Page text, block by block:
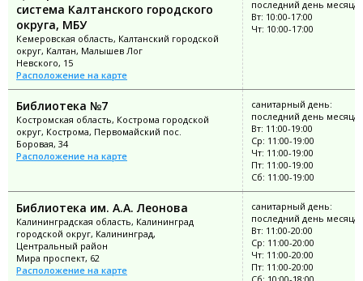
система Калтанского городского
округа, МБУ
Кемеровская область, Калтанский городской
округ, Калтан, Малышев Лог
Невского, 15
Расположение на карте
последний день месяца
Вт: 10:00-17:00
Чт: 10:00-17:00
Библиотека №7
Костромская область, Кострома городской
округ, Кострома, Первомайский пос.
Боровая, 34
Расположение на карте
санитарный день:
последний день месяца
Вт: 11:00-19:00
Ср: 11:00-19:00
Чт: 11:00-19:00
Пт: 11:00-19:00
Сб: 11:00-19:00
Библиотека им. А.А. Леонова
Калининградская область, Калининград
городской округ, Калининград,
Центральный район
Мира проспект, 62
Расположение на карте
санитарный день:
последний день месяца
Вт: 11:00-20:00
Ср: 11:00-20:00
Чт: 11:00-20:00
Пт: 11:00-20:00